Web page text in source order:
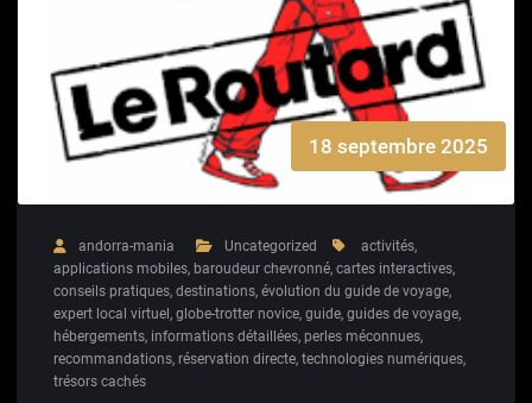
18 septembre 2025
andorra-mania Uncategorized activités,
applications mobiles, baroudeur chevronné, cartes interactives,
conseils pratiques, destinations, évolution du guide de voyage,
expert local virtuel, globe-trotter novice, guide, guides de voyage,
hébergements, informations détaillées, perles méconnues,
recommandations, réservation directe, technologies numériques,
trésors cachés